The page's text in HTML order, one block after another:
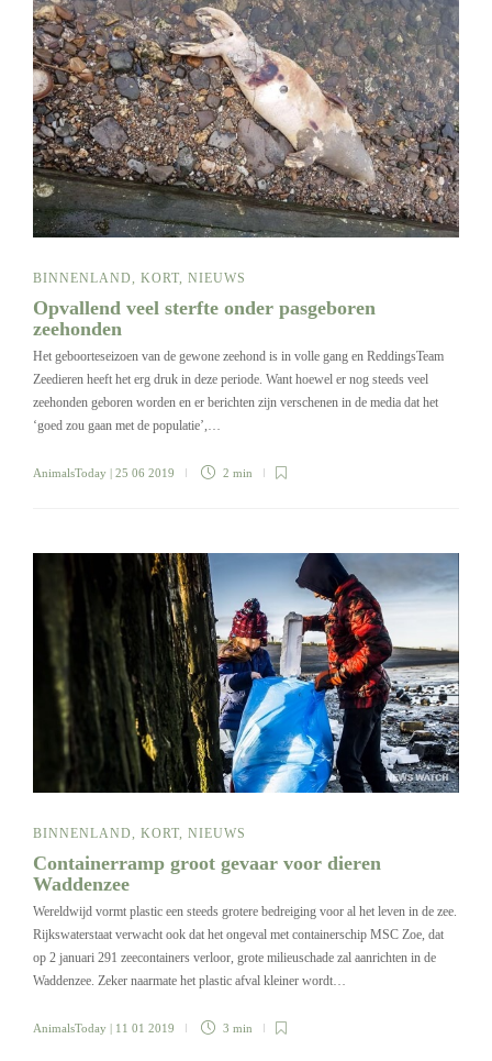
BINNENLAND, KORT, NIEUWS
Opvallend veel sterfte onder pasgeboren
zeehonden
Het geboorteseizoen van de gewone zeehond is in volle gang en ReddingsTeam
Zeedieren heeft het erg druk in deze periode. Want hoewel er nog steeds veel
zeehonden geboren worden en er berichten zijn verschenen in de media dat het
‘goed zou gaan met de populatie’,…
AnimalsToday | 25 06 2019 2 min
BINNENLAND KORT NIEUWS
Containerramp groot gevaar voor dieren
Waddenzee
Wereldwijd vormt plastic een steeds grotere bedreiging voor al het leven in de zee.
Rijkswaterstaat verwacht ook dat het ongeval met containerschip MSC Zoe, dat
op 2 januari 291 zeecontainers verloor, grote milieuschade zal aanrichten in de
Waddenzee. Zeker naarmate het plastic afval kleiner wordt…
AnimalsToday | 11 01 2019 3 min